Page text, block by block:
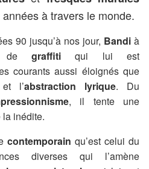
à travers le monde.
90 jusqu’à nos jour, Bandi à
degraffiti qui lui est
courants aussi éloignés que
et l’abstraction lyrique. Du
, il tente une
la inédite.
contemporain qu’est celui du
diverses qui l’amène